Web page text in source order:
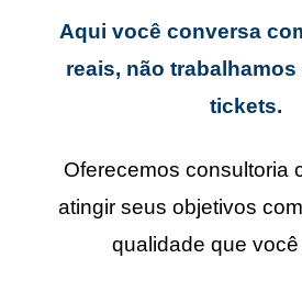
Aqui você conversa
reais, não
tickets.
Oferecemos consultoria
atingir seus objetivos
qualidade que